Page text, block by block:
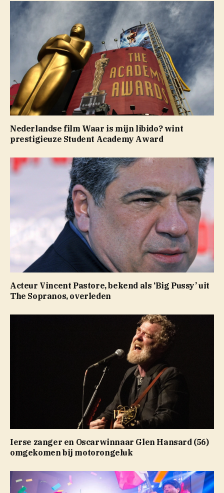
Nederlandse film Waar is mijn libido? wint
prestigieuze Student Academy Award
Acteur Vincent Pastore, bekend als ‘Big Pussy’ uit
The Sopranos, overleden
Ierse zanger en Oscarwinnaar Glen Hansard (56)
omgekomen bij motorongeluk